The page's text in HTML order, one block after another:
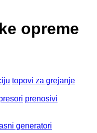
opreme
topovi za grejanje
prenosivi
generatori